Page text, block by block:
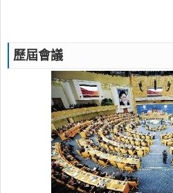
歷屆會議